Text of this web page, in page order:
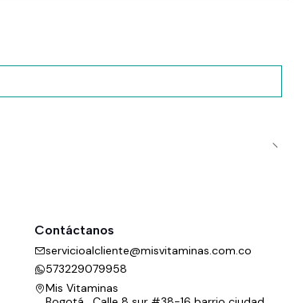
Contáctanos
servicioalcliente@misvitaminas.com.co
573229079958
Mis Vitaminas